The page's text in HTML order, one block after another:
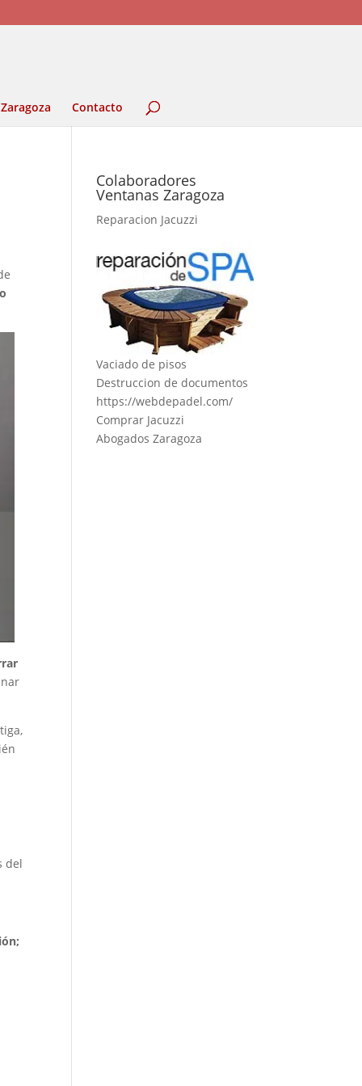
Contacto
del
Colaboradores
Ventanas Zaragoza
Reparacion Jacuzzi
Vaciado de pisos
Destruccion de documentos
https://webdepadel.com/
Comprar Jacuzzi
Abogados Zaragoza